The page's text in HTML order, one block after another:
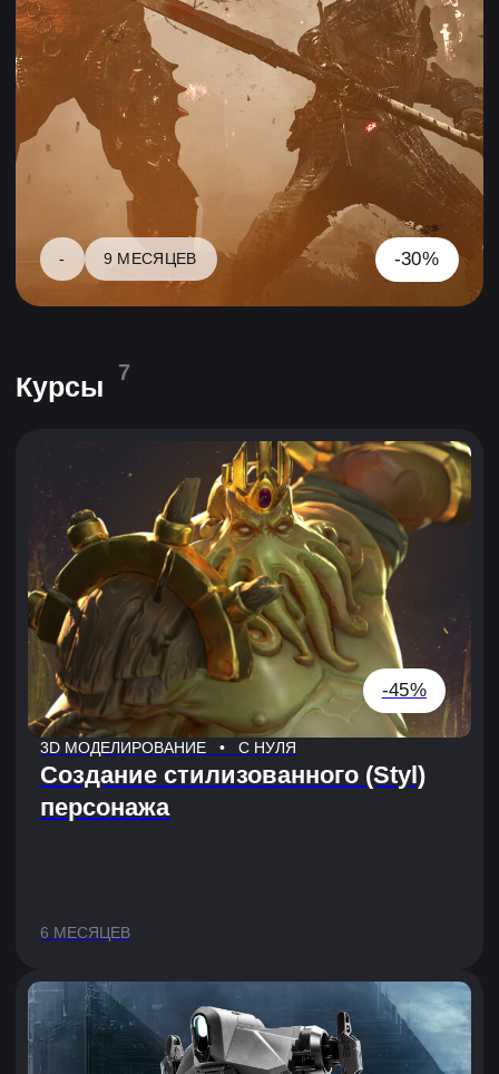
-45%
3D МОДЕЛИРОВАНИЕ • ДЛЯ НАЧИНАЮЩИХ
Моделирование трехмерных (3D)
объектов — Draft Punk
Старт в трехмерном
моделировании (Blender 3D)
1,5 МЕСЯЦА